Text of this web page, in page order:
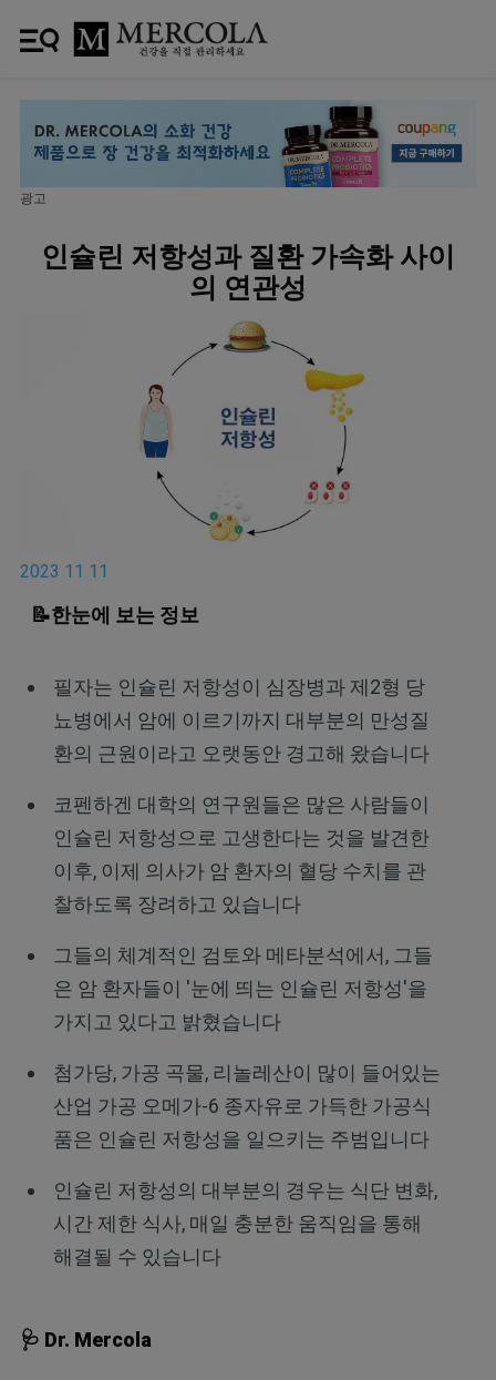
광고
인슐린 저항성과 질환 가속화 사이
의 연관성
2023 11 11
📝한눈에 보는 정보
필자는 인슐린 저항성이 심장병과 제2형 당
뇨병에서 암에 이르기까지 대부분의 만성질
환의 근원이라고 오랫동안 경고해 왔습니다
코펜하겐 대학의 연구원들은 많은 사람들이
인슐린 저항성으로 고생한다는 것을 발견한
이후, 이제 의사가 암 환자의 혈당 수치를 관
찰하도록 장려하고 있습니다
그들의 체계적인 검토와 메타분석에서, 그들
은 암 환자들이 '눈에 띄는 인슐린 저항성'을
가지고 있다고 밝혔습니다
첨가당, 가공 곡물, 리놀레산이 많이 들어있는
산업 가공 오메가-6 종자유로 가득한 가공식
품은 인슐린 저항성을 일으키는 주범입니다
인슐린 저항성의 대부분의 경우는 식단 변화,
시간 제한 식사, 매일 충분한 움직임을 통해
해결될 수 있습니다
🩺 Dr. Mercola